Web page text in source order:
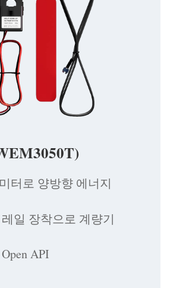
터로 양방향 에너지
일 장착으로 계량기
API